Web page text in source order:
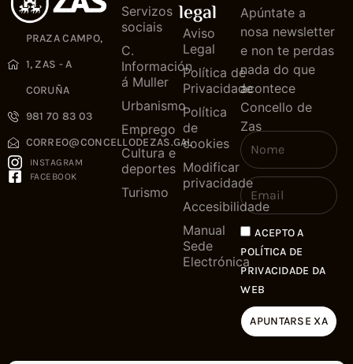
PRAZA CAMPO,
1, ZAS - A
CORUÑA
981 70 83 03
CORREO@CONCELLODEZAS.GAL
INSTAGRAM
FACEBOOK
Servizos
sociais
C.
Información
á Muller
Urbanismo
Emprego
Cultura e
deportes
Turismo
legal
Aviso
Legal
Política de
Privacidade
Política
de
cookies
Modificar
privacidade
Accesibilidade
Manual
Sede
Electrónica
Apúntate a
nosa newsletter
e non te perdas
nada do que
acontece
Concello de
Zas
ACEPTO A
POLÍTICA DE
PRIVACIDADE DA
WEB
APUNTARSE XA